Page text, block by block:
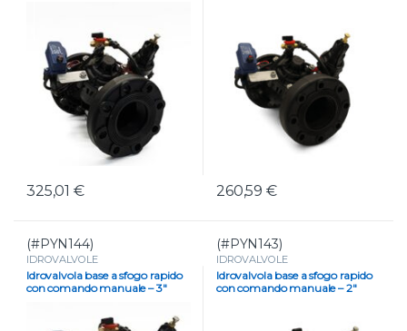
325,01€ 260,59€
(#PYN144)
IDROVALVOLE
Idrovalvola base a sfogo rapido
con comando manuale – 3″
(#PYN143)
IDROVALVOLE
Idrovalvola base a sfogo rapido
con comando manuale – 2″